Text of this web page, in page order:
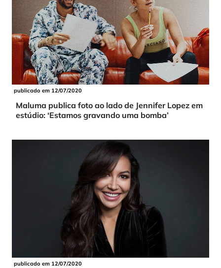
publicado em 12/07/2020
Maluma publica foto ao lado de Jennifer Lopez em
estúdio: ‘Estamos gravando uma bomba’
publicado em 12/07/2020